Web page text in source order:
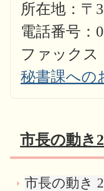
所在地：〒
電話番号：
ファックス
秘書課への
市長の動き
市長の動き